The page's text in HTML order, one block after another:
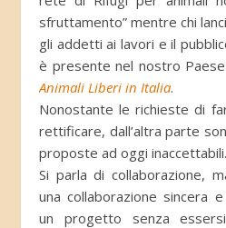
sfruttamento” mentre chi
gli addetti ai lavori e il
è presente nel nostro
Animali Liberi in Italia.
Nonostante le richieste di
rettificare, dall’altra parte
proposte ad oggi inaccettabili.
Si parla di collaborazione,
una collaborazione sincera
un progetto senza